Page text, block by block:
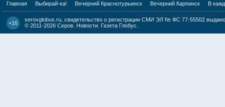
Главная Выбирай-ка! Вечерний Краснотурьинск Вечерний Карпинск В
+16
serovglobus.ru, свидетельство о регистрации СМИ ЭЛ № ФС 77-55502
© 2011-2026 Серов. Новости. Газета Глобус